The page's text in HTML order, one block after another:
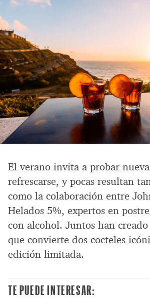
El verano invita a probar
refrescarse, y pocas resultan
como la colaboración entre
Helados 5%, expertos en
con alcohol. Juntos han
que convierte dos cocteles
edición limitada.
TE PUEDE INTERESAR: